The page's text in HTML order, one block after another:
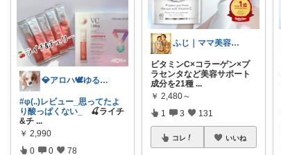
💎アロハ🕊️ゆる無添加🔥身体に優し
#φ(..)レビュー_思ってたよ
り酸っぱくない_
🍒ライチ
&チ ...
￥ 2,990
0 0 78
ふじ｜ママ美容と健康ROOM
ビタミンC×コラーゲン×プ
ラセンタなど美容サポート
成分を21種 ...
￥ 2,480～
1 3 131
コレ いいね